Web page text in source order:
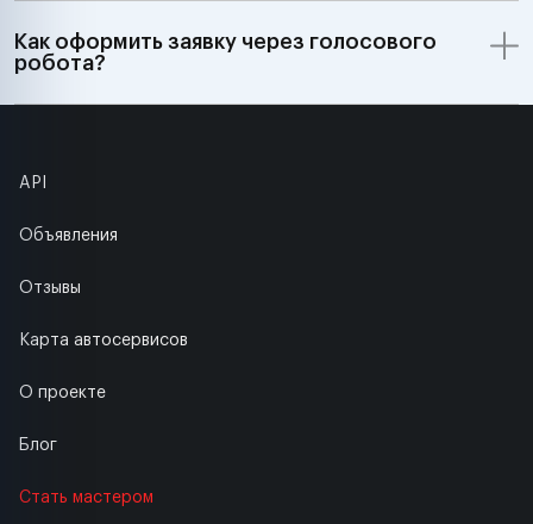
Как оформить заявку через голосового
робота?
API
Объявления
Отзывы
Карта автосервисов
О проекте
Блог
Стать мастером